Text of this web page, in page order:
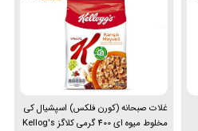
غلات صبحانه (کورن فلکس) اسپشیال کی
مخلوط میوه ای 400 گرمی کلاگز Kellog's